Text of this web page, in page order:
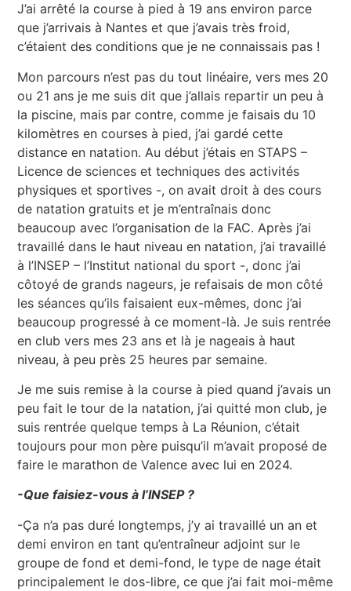
J’ai arrêté la course à pied à 19 ans environ parce
que j’arrivais à Nantes et que j’avais très froid,
c’étaient des conditions que je ne connaissais pas !
Mon parcours n’est pas du tout linéaire, vers mes 20
ou 21 ans je me suis dit que j’allais repartir un peu à
la piscine, mais par contre, comme je faisais du 10
kilomètres en courses à pied, j’ai gardé cette
distance en natation. Au début j’étais en STAPS –
Licence de sciences et techniques des activités
physiques et sportives -, on avait droit à des cours
de natation gratuits et je m’entraînais donc
beaucoup avec l’organisation de la FAC. Après j’ai
travaillé dans le haut niveau en natation, j’ai travaillé
à l’INSEP – l’Institut national du sport -, donc j’ai
côtoyé de grands nageurs, je refaisais de mon côté
les séances qu’ils faisaient eux-mêmes, donc j’ai
beaucoup progressé à ce moment-là. Je suis rentrée
en club vers mes 23 ans et là je nageais à haut
niveau, à peu près 25 heures par semaine.
Je me suis remise à la course à pied quand j’avais un
peu fait le tour de la natation, j’ai quitté mon club, je
suis rentrée quelque temps à La Réunion, c’était
toujours pour mon père puisqu’il m’avait proposé de
faire le marathon de Valence avec lui en 2024.
-Que faisiez-vous à l’INSEP ?
-Ça n’a pas duré longtemps, j’y ai travaillé un an et
demi environ en tant qu’entraîneur adjoint sur le
groupe de fond et demi-fond, le type de nage était
principalement le dos-libre, ce que j’ai fait moi-même